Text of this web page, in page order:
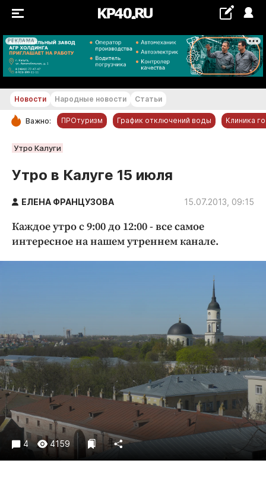
РЕКЛАМА
+16...+17 °С
РУБРИКИ
Обнинск
Новости компаний
Статьи
Народные новости
Авто и транспорт
Образование
Общество
Погода
Праздники
Происшествия
Спорт
Экономика и бизнес
ПРОЕКТЫ
Новости Народные новости Статьи
Важно: ПРОтуризм График отключений воды Клиника
Утро Калуги
Утро в Калуге 15 июля
ЕЛЕНА ФРАНЦУЗОВА 15.07.2013, 09:15
Каждое утро с 9:00 до 12:00 - все самое
интересное на нашем утреннем канале.
4 4159